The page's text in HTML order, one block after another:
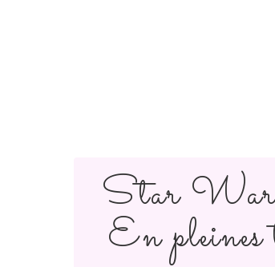
Star
En